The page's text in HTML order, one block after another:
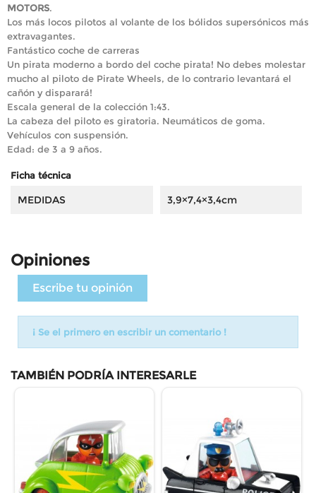
MOTORS.
Los más locos pilotos al volante de los bólidos supersónicos más
extravagantes.
Fantástico coche de carreras
Un pirata moderno a bordo del coche pirata! No debes molestar
mucho al piloto de Pirate Wheels, de lo contrario levantará el
cañón y disparará!
Escala general de la colección 1:43.
La cabeza del piloto es giratoria. Neumáticos de goma.
Vehículos con suspensión.
Edad: de 3 a 9 años.
Ficha técnica
MEDIDAS 3,9×7,4×3,4cm
Opiniones
Escribe tu opinión
¡ Se el primero en escribir un comentario !
TAMBIÉN PODRÍA INTERESARLE